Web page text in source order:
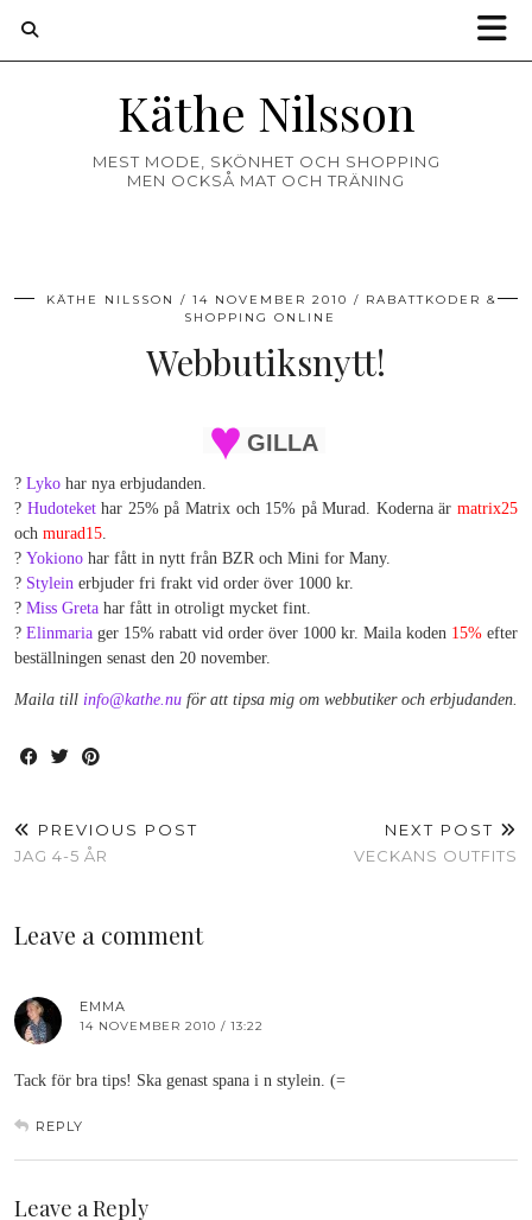
Käthe Nilsson
MEST MODE, SKÖNHET OCH SHOPPING
MEN OCKSÅ MAT OCH TRÄNING
KÄTHE NILSSON 14 NOVEMBER 2010
RABATTKODER &
SHOPPING ONLINE
Webbutiksnytt!
GILLA
? Lyko har nya erbjudanden.
? Hudotekethar 25% på Matrix och 15% på Murad. Koderna ärmatrix25
och murad15.
? Yokiono har fått in nytt från BZR och Mini for Many.
? Stylein erbjuder fri frakt vid order över 1000 kr.
? Miss Greta har fått in otroligt mycket fint.
? Elinmaria ger 15% rabatt vid order över 1000 kr. Maila koden 15% efter
beställningen senast den 20 november.
Maila till info@kathe.nu för att tipsa mig om webbutiker och erbjudanden.
PREVIOUS POST
JAG 4-5 ÅR
NEXT POST
VECKANS OUTFITS
Leave a comment
EMMA
14 NOVEMBER 2010 / 13:22
Tack för bra tips! Ska genast spana i n stylein. (=
REPLY
Leave a Reply